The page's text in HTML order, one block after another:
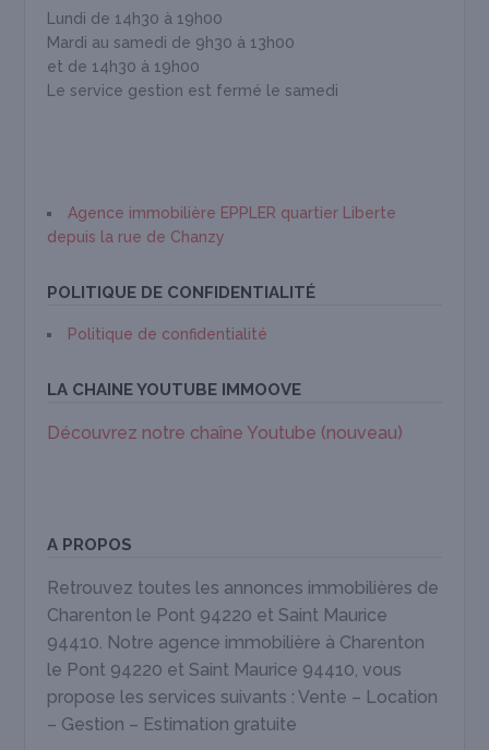
Lundi de 14h30 à 19h00
Mardi au samedi de 9h30 à 13h00
et de 14h30 à 19h00
Le service gestion est fermé le samedi
Agence immobilière EPPLER quartier Liberte
depuis la rue de Chanzy
POLITIQUE DE CONFIDENTIALITÉ
Politique de confidentialité
LA CHAINE YOUTUBE IMMOOVE
Découvrez notre chaîne Youtube (nouveau)
A PROPOS
Retrouvez toutes les annonces immobilières de
Charenton le Pont 94220 et Saint Maurice
94410. Notre agence immobilière à Charenton
le Pont 94220 et Saint Maurice 94410, vous
propose les services suivants : Vente – Location
– Gestion – Estimation gratuite